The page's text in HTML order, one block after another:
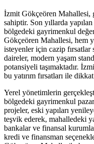
İzmit Gökçeören Mahallesi,
sahiptir. Son yıllarda
bölgedeki gayrimenkul
Gökçeören Mahallesi, hem
isteyenler için cazip
daireler, modern yaşam
potansiyeli taşımaktadır.
bu yatırım fırsatları ile
Yerel yönetimlerin
bölgedeki gayrimenkul
projeler, eski yapıları
teşvik ederek, mahalledeki
bankalar ve finansal
kredi ve finansman